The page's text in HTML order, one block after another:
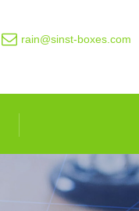
rain@sinst-boxes.com